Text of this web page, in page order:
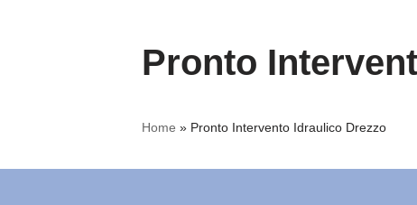
Home » Pronto Intervento Idraulico Drezzo
Pronto